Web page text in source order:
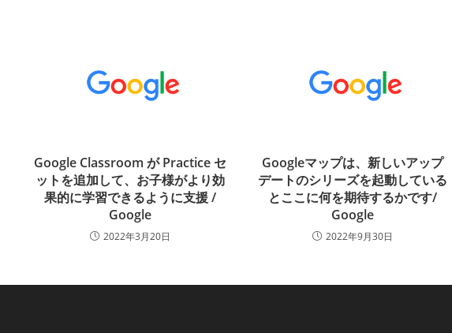
Google Classroom が Practice セ
ットを追加して、お子様がより効
果的に学習できるように支援 /
Google
2022年3月20日
Googleマップは、新しいアップ
デートのシリーズを起動している
とここに何を期待するかです/
Google
2022年9月30日